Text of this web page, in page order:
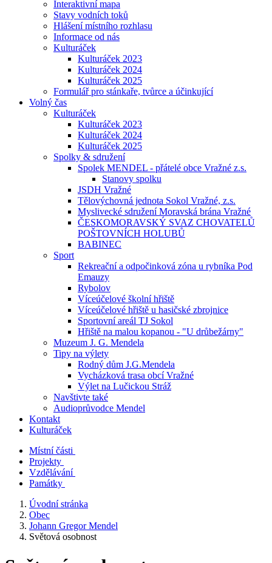
Interaktivní mapa
Stavy vodních toků
Hlášení místního rozhlasu
Informace od nás
Kulturáček
Kulturáček 2023
Kulturáček 2024
Kulturáček 2025
Formulář pro stánkaře, tvůrce a účinkující
Volný čas
Kulturáček
Kulturáček 2023
Kulturáček 2024
Kulturáček 2025
Spolky & sdružení
Spolek MENDEL - přátelé obce Vražné z.s.
Stanovy spolku
JSDH Vražné
Tělovýchovná jednota Sokol Vražné, z.s.
Myslivecké sdružení Moravská brána Vražné
ČESKOMORAVSKÝ SVAZ CHOVATELŮ
POŠTOVNÍCH HOLUBŮ
BABINEC
Sport
Rekreační a odpočinková zóna u rybníka Pod
Emauzy
Rybolov
Víceúčelové školní hřiště
Víceúčelové hřiště u hasičské zbrojnice
Sportovní areál TJ Sokol
Hřiště na malou kopanou - "U drůbežárny"
Muzeum J. G. Mendela
Tipy na výlety
Rodný dům J.G.Mendela
Vycházková trasa obcí Vražné
Výlet na Lučickou Stráž
Navštivte také
Audioprůvodce Mendel
Kontakt
Kulturáček
Místní části
Projekty
Vzdělávání
Památky
Úvodní stránka
Obec
Johann Gregor Mendel
Světová osobnost